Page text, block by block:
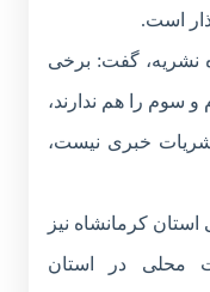
است.
نشریه، گفت: برخی
سوم را هم ندارند،
خبری نیست،
کرمانشاه نیز
محلی در استان